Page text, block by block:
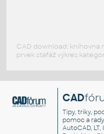
CAD download: knihovna
prvek stafáž výkres
CAD
Tipy, triky,
pomoc a
AutoCAD, LT,